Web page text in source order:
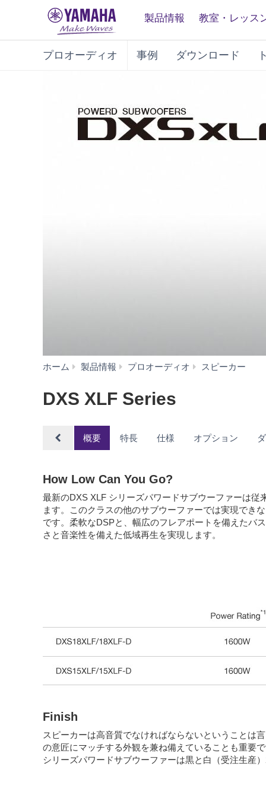
製品情報 教室・レッス
プロオーディオ 事例 ダウンロード
ホーム 製品情報 プロオーディオ スピーカー
DXS XLF Series
概要 特長 仕様 オプション
How Low Can You Go?
最新のDXS XLF シリーズパワードサブウーファーは
ます。このクラスの他のサブウーファーでは実現でき
です。柔軟なDSPと、幅広のフレアポートを備えたバ
さと音楽性を備えた低域再生を実現します。
Finish
スピーカーは高音質でなければならないということは
の意匠にマッチする外観を兼ね備えていることも重要
シリーズパワードサブウーファーは黒と白（受注生産